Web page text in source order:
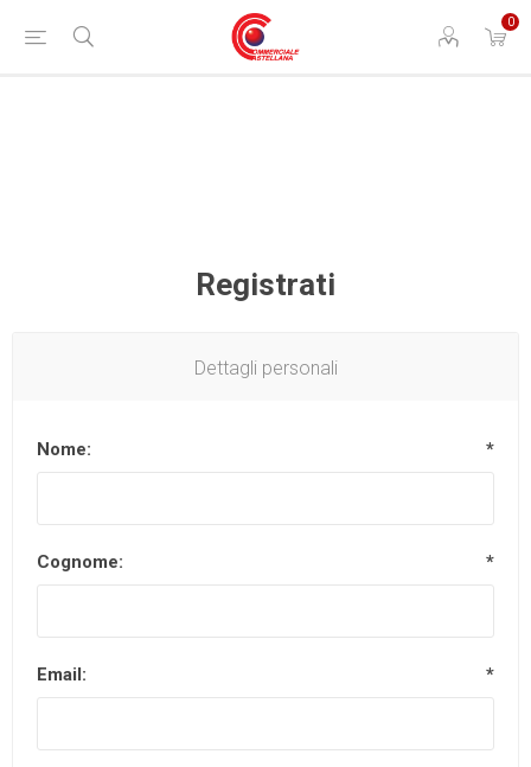
0
Registrati
Dettagli personali
Nome: *
Cognome: *
Email: *